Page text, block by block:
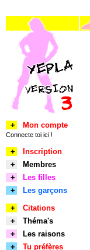
+ Mon compte
Connecte toi ici !
+
Inscription
+
Membres
+
Les filles
+
Les garçons
+
Citations
+
Théma's
+
Les raisons
+
Tu préfères